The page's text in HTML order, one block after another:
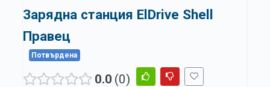
Зарядна станция ElDrive Shell
Правец
Потвърдена
0.0 0